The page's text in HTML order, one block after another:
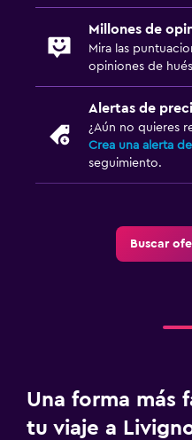
Millones de
Mira las
opiniones de
Alertas de
¿Aún no quieres
Crea una alerta
seguimiento.
Buscar
Una forma más
tu viaje a